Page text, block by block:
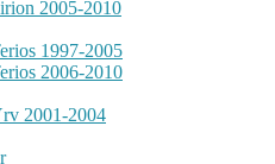
2005-2010
1997-2005
2006-2010
2001-2004